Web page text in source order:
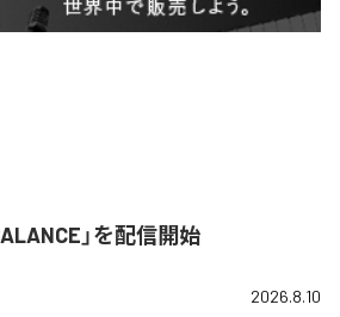
」を配信開始
2026.8.10